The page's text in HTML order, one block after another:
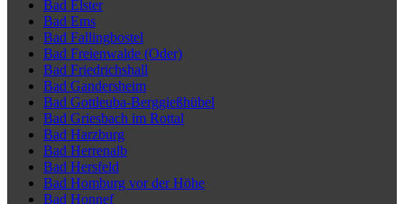
Bad Elster
Bad Ems
Bad Fallingbostel
Bad Freienwalde (Oder)
Bad Friedrichshall
Bad Gandersheim
Bad Gottleuba-Berggießhübel
Bad Griesbach im Rottal
Bad Harzburg
Bad Herrenalb
Bad Hersfeld
Bad Homburg vor der Höhe
Bad Honnef